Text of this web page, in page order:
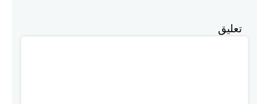
تعليق